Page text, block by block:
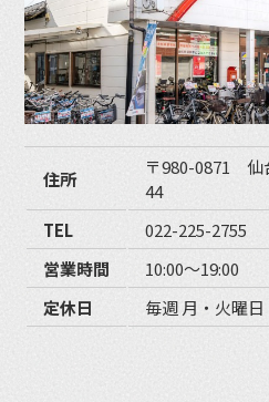
住所
〒980-0871 仙
44
TEL
022-225-2755
営業時間
10:00〜19:00
定休日
毎週 月・火曜日